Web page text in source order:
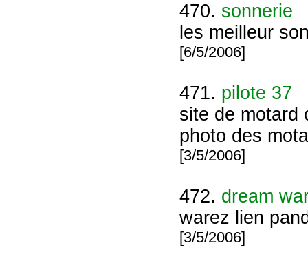
470. sonnerie
les meilleur
[6/5/2006]
471. pilote 37
site de motard
photo des
[3/5/2006]
472. dream
warez lien
[3/5/2006]